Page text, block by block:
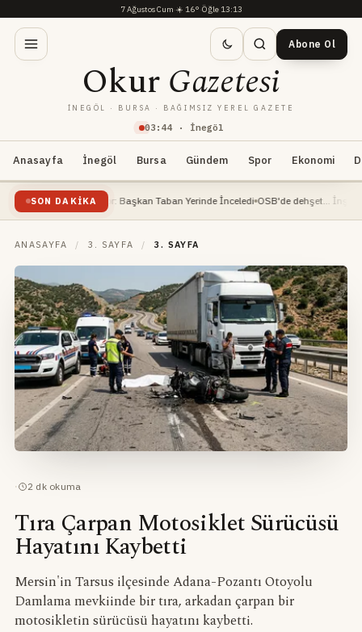
7 Ağustos Cum·☀️ 16°·Öğle 13:13
03 : 44· İnegöl
OkurGazetesi
İNEGÖL · BURSA · BAĞIMSIZ YEREL GAZETE
Abone Ol
Anasayfa İnegöl Bursa Gündem Spor Ekonomi
SON DAKIKA
Devam Ediyor: Başkan Taban Yerinde İnceledi OSB'de dehşet... İnşaat
ANASAYFA / 3. SAYFA / 3. SAYFA
· 2 dk okuma
Tıra Çarpan Motosiklet Sürücüsü
Hayatını Kaybetti
Mersin'in Tarsus ilçesinde Adana-Pozantı Otoyolu
Damlama mevkiinde bir tıra, arkadan çarpan bir
motosikletin sürücüsü hayatını kaybetti.